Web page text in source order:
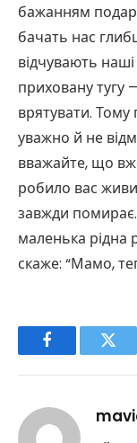
бажанням
бачать нас
відчувають
приховану тугу
врятувати. Тому
уважно й не
вважайте, що
робило вас
завжди помирає.
маленька рідна
скаже: “Мамо,
Facebook